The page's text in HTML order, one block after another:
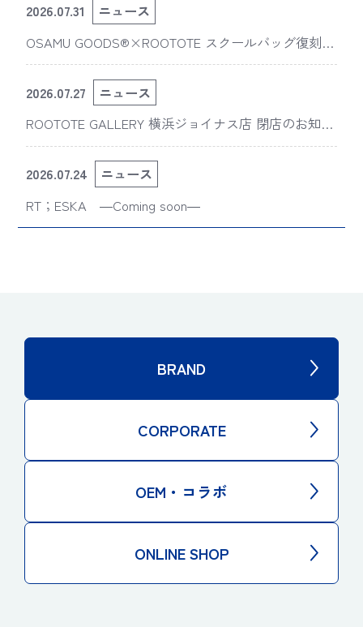
2026.07.31
ニュース
OSAMU GOODS®×ROOTOTE スクールバッグ復刻
版“スライスドアイ”の新デザインが「The 50th Annive
rsary OSAMU GOODS展」に登場
2026.07.27
ニュース
ROOTOTE GALLERY 横浜ジョイナス店 閉店のお知ら
せ
2026.07.24
ニュース
RT；ESKA ―Coming soon―
BRAND
CORPORATE
OEM・コラボ
ONLINE SHOP